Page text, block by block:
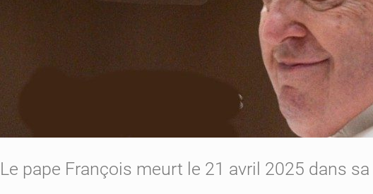
Le pape François meurt le 21 avril 2025 dans